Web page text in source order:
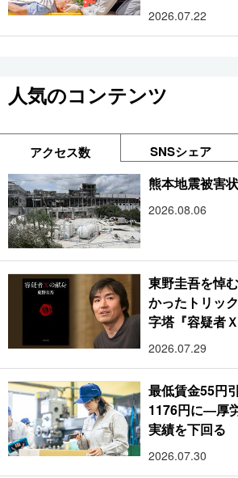
2026.07.22
人気のコンテンツ
アクセス数 SNSシェア
熊本地震被害
2026.08.06
東野圭吾を悼
かったトリッ
字塔『容疑者
2026.07.29
最低賃金55円
1176円に―厚
実績を下回る
2026.07.30